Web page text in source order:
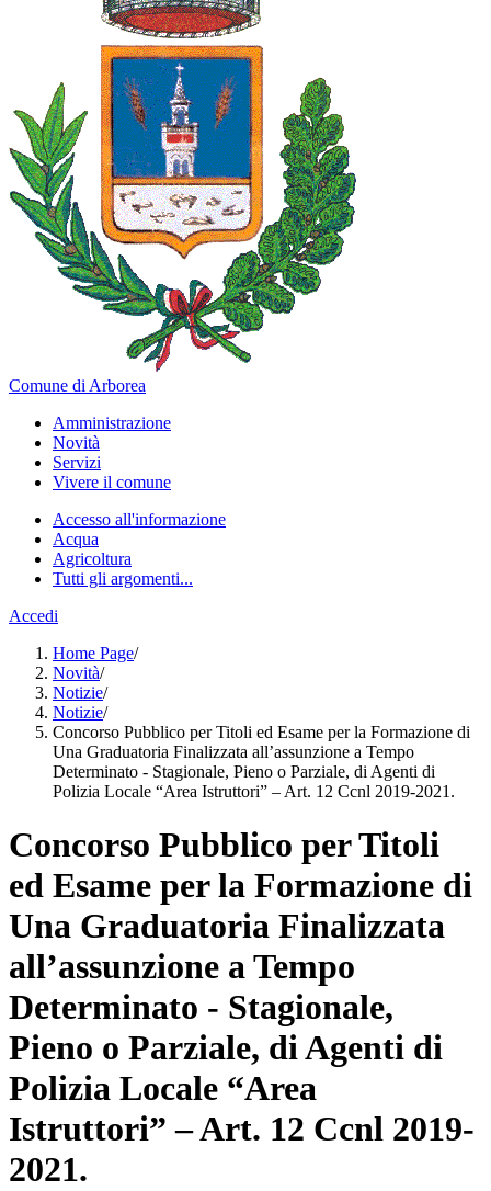
Comune di Arborea
Amministrazione
Novità
Servizi
Vivere il comune
Accesso all'informazione
Acqua
Agricoltura
Tutti gli argomenti...
Accedi
Home Page/
Novità/
Notizie/
Notizie/
Concorso Pubblico per Titoli ed Esame per la Formazione di
Una Graduatoria Finalizzata all’assunzione a Tempo
Determinato - Stagionale, Pieno o Parziale, di Agenti di
Polizia Locale “Area Istruttori” – Art. 12 Ccnl 2019-2021.
Concorso Pubblico per Titoli
ed Esame per la Formazione di
Una Graduatoria Finalizzata
all’assunzione a Tempo
Determinato - Stagionale,
Pieno o Parziale, di Agenti di
Polizia Locale “Area
Istruttori” – Art. 12 Ccnl 2019-
2021.